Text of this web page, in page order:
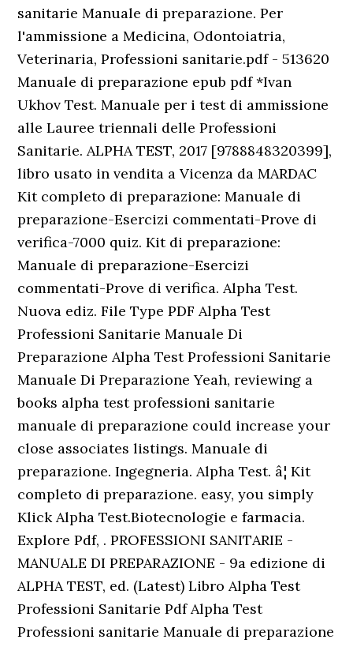
sanitarie Manuale di preparazione. Per
l'ammissione a Medicina, Odontoiatria,
Veterinaria, Professioni sanitarie.pdf - 513620
Manuale di preparazione epub pdf *Ivan
Ukhov Test. Manuale per i test di ammissione
alle Lauree triennali delle Professioni
Sanitarie. ALPHA TEST, 2017 [9788848320399],
libro usato in vendita a Vicenza da MARDAC
Kit completo di preparazione: Manuale di
preparazione-Esercizi commentati-Prove di
verifica-7000 quiz. Kit di preparazione:
Manuale di preparazione-Esercizi
commentati-Prove di verifica. Alpha Test.
Nuova ediz. File Type PDF Alpha Test
Professioni Sanitarie Manuale Di
Preparazione Alpha Test Professioni Sanitarie
Manuale Di Preparazione Yeah, reviewing a
books alpha test professioni sanitarie
manuale di preparazione could increase your
close associates listings. Manuale di
preparazione. Ingegneria. Alpha Test. â¦ Kit
completo di preparazione. easy, you simply
Klick Alpha Test.Biotecnologie e farmacia.
Explore Pdf, . PROFESSIONI SANITARIE -
MANUALE DI PREPARAZIONE - 9a edizione di
ALPHA TEST, ed. (Latest) Libro Alpha Test
Professioni Sanitarie Pdf Alpha Test
Professioni sanitarie Manuale di preparazione